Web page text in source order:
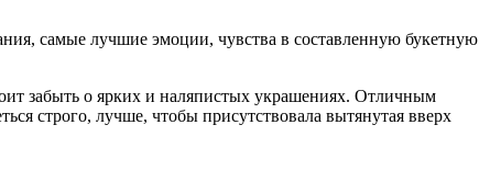
самые лучшие эмоции, чувства в составленную букетную
забыть о ярких и наляпистых украшениях. Отличным
строго, лучше, чтобы присутствовала вытянутая вверх